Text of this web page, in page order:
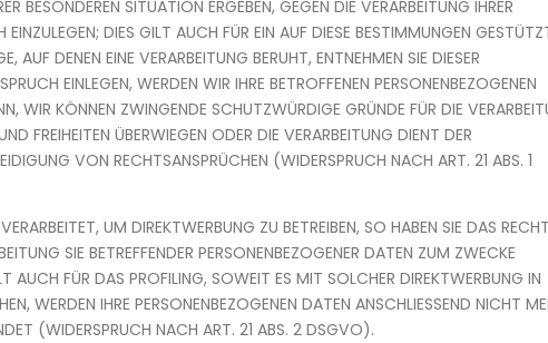
BESONDEREN SITUATION ERGEBEN, GEGEN DIE VERARBEITUNG IHRER
DIES GILT AUCH FÜR EIN AUF DIESE BESTIMMUNGEN
AUF DENEN EINE VERARBEITUNG BERUHT, ENTNEHMEN SIE DIESER
EINLEGEN, WERDEN WIR IHRE BETROFFENEN PERSONENBEZOGENEN
WIR KÖNNEN ZWINGENDE SCHUTZWÜRDIGE GRÜNDE FÜR DIE
FREIHEITEN ÜBERWIEGEN ODER DIE VERARBEITUNG DIENT DER
VON RECHTSANSPRÜCHEN (WIDERSPRUCH NACH ART. 21 ABS. 1
UM DIREKTWERBUNG ZU BETREIBEN, SO HABEN SIE DAS
SIE BETREFFENDER PERSONENBEZOGENER DATEN ZUM ZWECKE
AUCH FÜR DAS PROFILING, SOWEIT ES MIT SOLCHER DIREKTWERBUNG IN
WERDEN IHRE PERSONENBEZOGENEN DATEN ANSCHLIESSEND NICHT
(WIDERSPRUCH NACH ART. 21 ABS. 2 DSGVO).